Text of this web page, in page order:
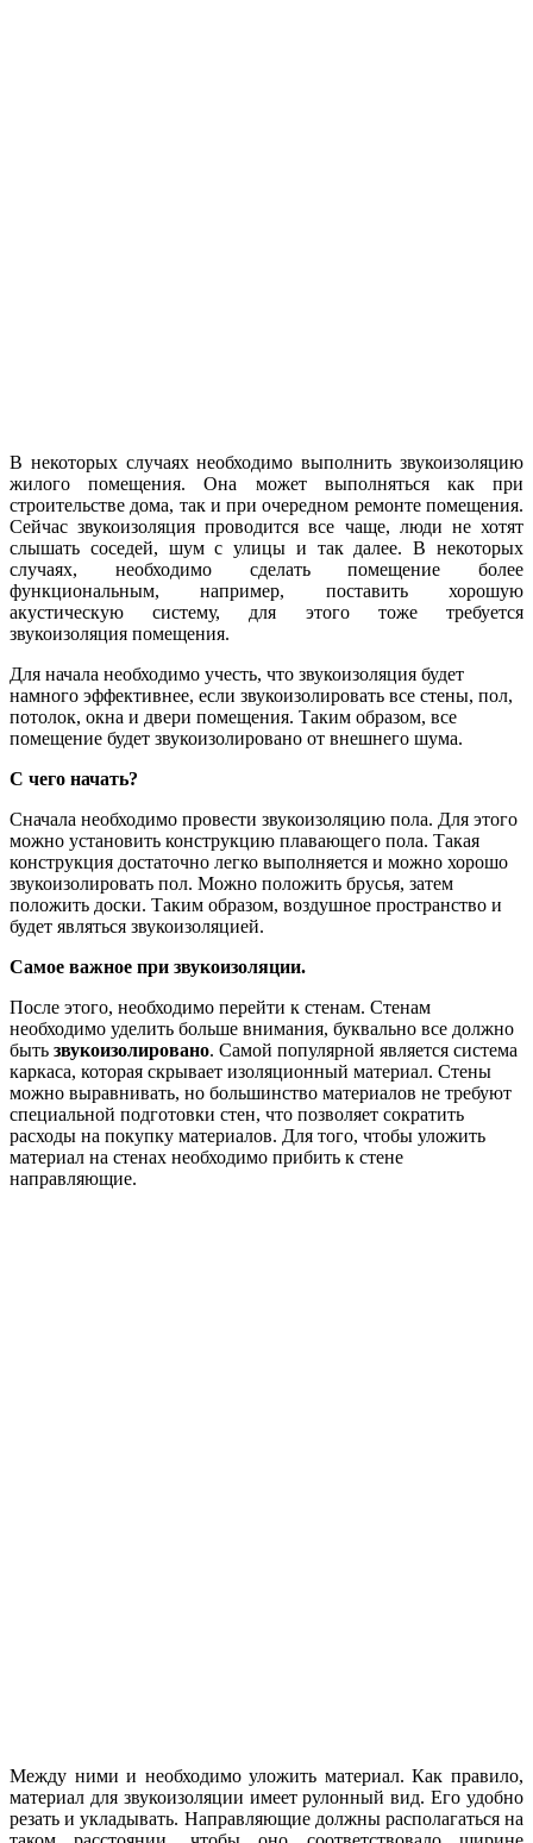
В некоторых случаях необходимо выполнить звукоизоляцию
жилого помещения. Она может выполняться как при
строительстве дома, так и при очередном ремонте помещения.
Сейчас звукоизоляция проводится все чаще, люди не хотят
слышать соседей, шум с улицы и так далее. В некоторых
случаях, необходимо сделать помещение более
функциональным, например, поставить хорошую
акустическую систему, для этого тоже требуется
звукоизоляция помещения.
Для начала необходимо учесть, что звукоизоляция будет
намного эффективнее, если звукоизолировать все стены, пол,
потолок, окна и двери помещения. Таким образом, все
помещение будет звукоизолировано от внешнего шума.
С чего начать?
Сначала необходимо провести звукоизоляцию пола. Для этого
можно установить конструкцию плавающего пола. Такая
конструкция достаточно легко выполняется и можно хорошо
звукоизолировать пол. Можно положить брусья, затем
положить доски. Таким образом, воздушное пространство и
будет являться звукоизоляцией.
Самое важное при звукоизоляции.
После этого, необходимо перейти к стенам. Стенам
необходимо уделить больше внимания, буквально все должно
быть звукоизолировано. Самой популярной является система
каркаса, которая скрывает изоляционный материал. Стены
можно выравнивать, но большинство материалов не требуют
специальной подготовки стен, что позволяет сократить
расходы на покупку материалов. Для того, чтобы уложить
материал на стенах необходимо прибить к стене
направляющие.
Между ними и необходимо уложить материал. Как правило,
материал для звукоизоляции имеет рулонный вид. Его удобно
резать и укладывать. Направляющие должны располагаться на